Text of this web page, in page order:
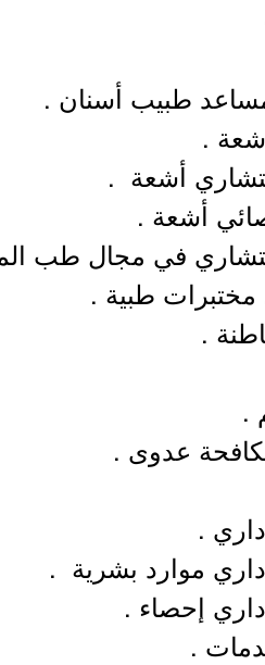
طبيب أسنان .
.
أشعة .
أشعة .
في مجال طب
طبية .
.
.
عدوى .
.
موارد بشرية .
إحصاء .
.